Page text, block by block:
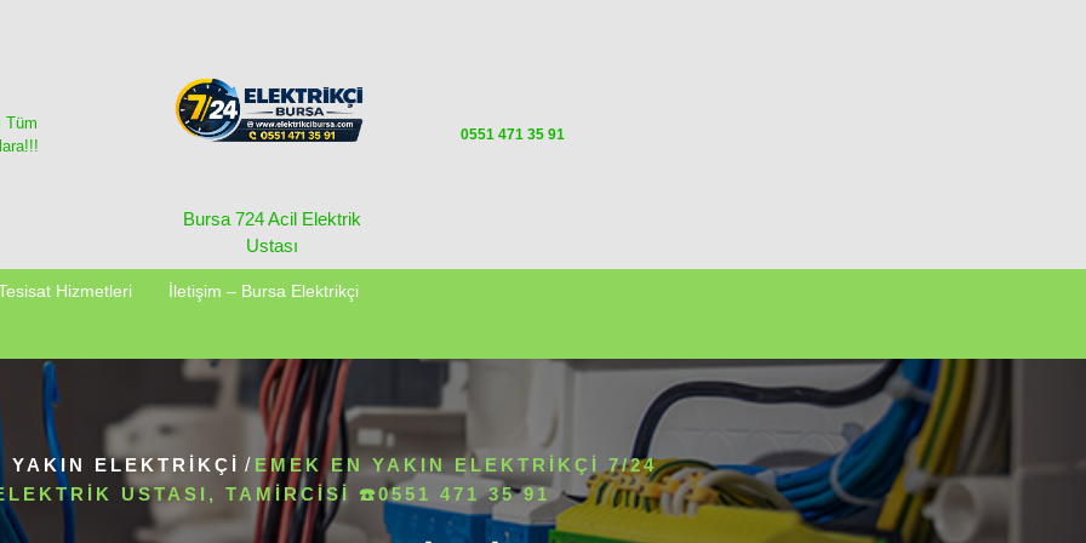
Tüm
Bursa 724 Acil Elektrik
Ustası
0551 471 35 91
Hizmetleri İletişim – Bursa Elektrikçi
YAKIN ELEKTRIKÇI / EMEK EN YAKIN ELEKTRIKÇI 7/24
USTASI, TAMIRCISI ☎️0551 471 35 91